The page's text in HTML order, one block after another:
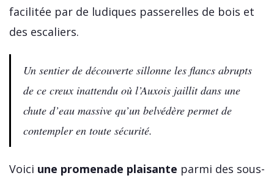
facilitée par de ludiques passerelles de bois et
des escaliers.
Un sentier de découverte sillonne les flancs abrupts
de ce creux inattendu où l’Auxois jaillit dans une
chute d’eau massive qu’un belvédère permet de
contempler en toute sécurité.
Voici une promenade plaisante parmi des sous-